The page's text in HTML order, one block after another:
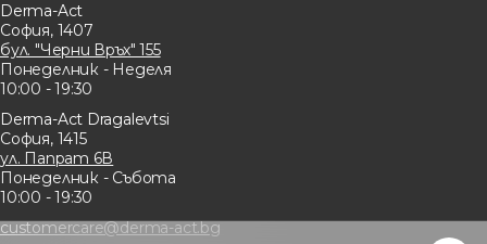
Derma-Act
София, 1407
бул. "Черни Връх" 155
Понеделник - Неделя
10:00 - 19:30
Derma-Act Dragalevtsi
София, 1415
ул. Папрат 6В
Понеделник - Събота
10:00 - 19:30
customercare@derma-act.bg